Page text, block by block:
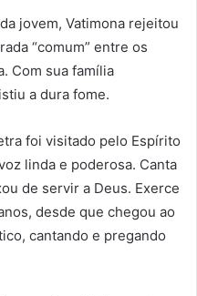
jovem, Vatimona rejeitou
“comum” entre os
Com sua família
a dura fome.
foi visitado pelo Espírito
linda e poderosa. Canta
de servir a Deus. Exerce
desde que chegou ao
cantando e pregando